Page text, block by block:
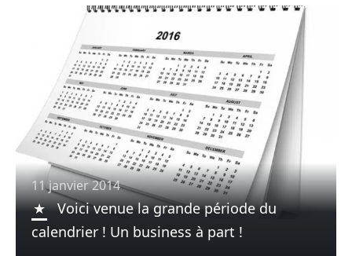
11 janvier 2014
Voici venue la grande période du
calendrier ! Un business à part !